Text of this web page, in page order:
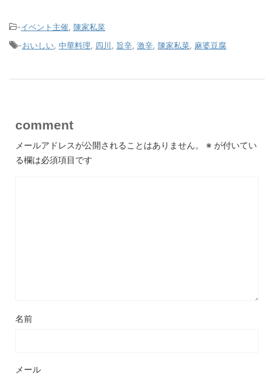
-イベント主催 陳家私菜
-おいしい 中華料理 四川 旨辛 激辛 陳家私菜 麻婆豆腐
comment
メールアドレスが公開されることはありません。 ※ が付いてい
る欄は必須項目です
名前
メール